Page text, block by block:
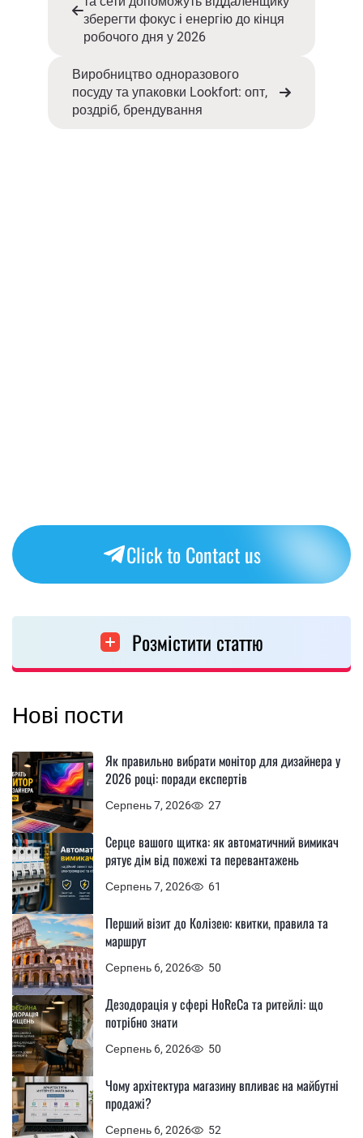
зберегти фокус і енергію до кінця
робочого дня у 2026
Виробництво одноразового
посуду та упаковки Lookfort: опт,
роздріб, брендування
Click to Contact us
Розмістити статтю
Нові пости
Серпень 7, 2026 27
Як правильно вибрати монітор для дизайнера у
2026 році: поради експертів
Серпень 7, 2026 61
Серце вашого щитка: як автоматичний вимикач
рятує дім від пожежі та перевантажень
Серпень 6, 2026 50
Перший візит до Колізею: квитки, правила та
маршрут
Серпень 6, 2026 50
Дезодорація у сфері HoReCa та ритейлі: що
потрібно знати
Серпень 6, 2026 52
Чому архітектура магазину впливає на майбутні
продажі?